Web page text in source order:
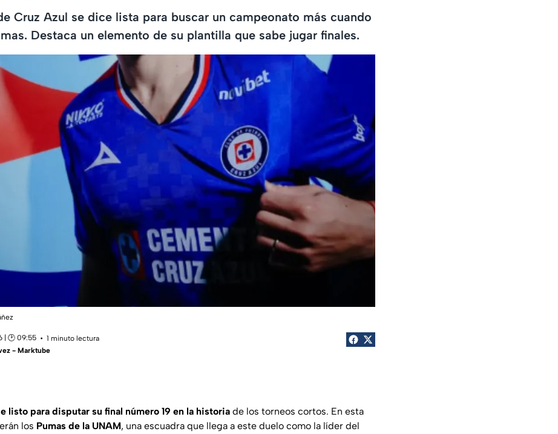
Cruz Azul se dice lista para buscar un campeonato más cuando
Destaca un elemento de su plantilla que sabe jugar finales.
| 🕑 09:55
1 minuto lectura
- Marktube
listo para disputar su final número 19 en la historia de los torneos cortos. En esta
los Pumas de la UNAM, una escuadra que llega a este duelo como la líder del